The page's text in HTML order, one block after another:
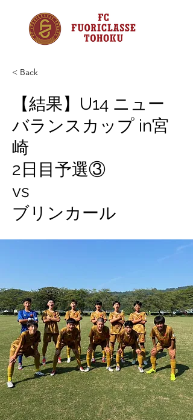
< Back
【結果】U14 ニュー
バランスカップ in宮
崎
2日目予選③
vs
ブリンカール